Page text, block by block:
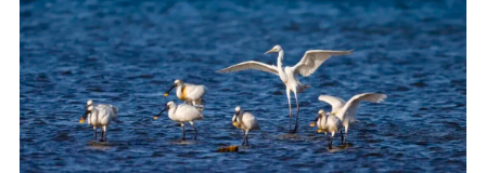
处于东亚-澳大利西亚候鸟迁徙核心通道
是华北地区候鸟停歇补给、繁衍栖息、
越冬栖息的关键场所
迁徙高峰期过境候鸟数量可达十万余只